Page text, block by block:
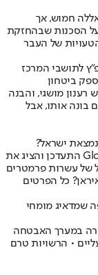
חמוש, אך
לנסיגה ב־2000 מלמדים על הסכנות שבהחזקת
של העבר
לתושבי המרכז
ביטחון
מושגי, והבנה
בונה אותו, אבל
מדד העוצמה הצבאית העולמי של Global Firepower התעדכן והציג את
של עשרות פרמטרים
כל הפרטים
שמדאיג מומחי
במערך האבטחה
• הרשויות טרם